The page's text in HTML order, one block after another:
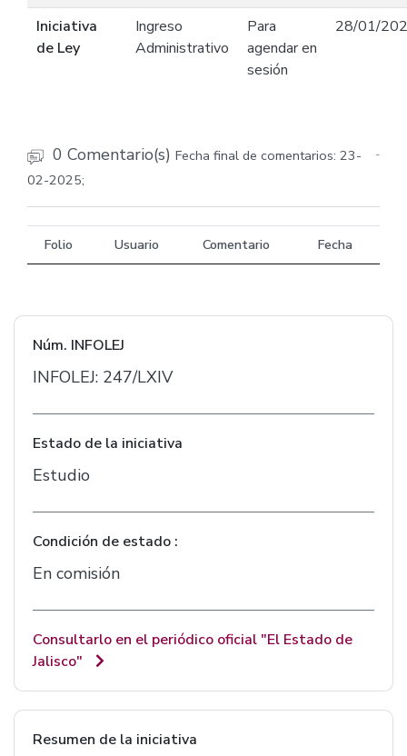
Iniciativa
de Ley
Ingreso
Administrativo
Para
agendar en
sesión
28/01/
0 Comentario(s) Fecha final de comentarios: 23-
02-2025;
-
Folio Usuario Comentario Fecha
Núm. INFOLEJ
INFOLEJ: 247/LXIV
Estado de la iniciativa
Estudio
Condición de estado :
En comisión
Consultarlo en el periódico oficial "El Estado de
Jalisco"
Resumen de la iniciativa